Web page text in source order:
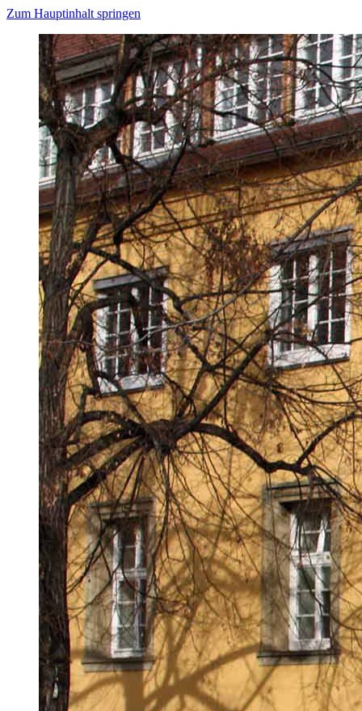
Zum Hauptinhalt springen